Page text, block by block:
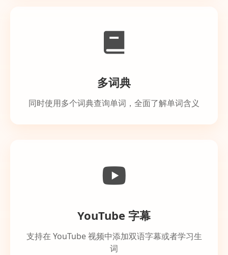
多词典
同时使用多个词典查询单词，全面了解单词含义
YouTube 字幕
支持在 YouTube 视频中添加双语字幕或者学习生
词